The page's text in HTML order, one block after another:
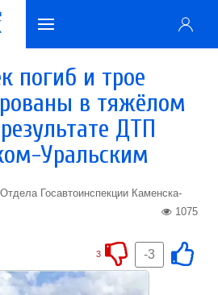
погиб и трое
в тяжёлом
ДТП
Уральским
Госавтоинспекции Каменска-
1075
-3
3